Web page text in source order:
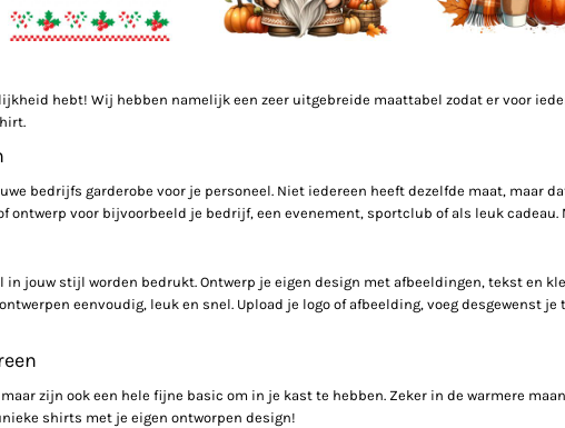
hebt! Wij hebben namelijk een zeer uitgebreide maattabel zodat er voor
bedrijfs garderobe voor je personeel. Niet iedereen heeft dezelfde maat, maar
ontwerp voor bijvoorbeeld je bedrijf, een evenement, sportclub of als leuk
jouw stijl worden bedrukt. Ontwerp je eigen design met afbeeldingen, tekst en
eenvoudig, leuk en snel. Upload je logo of afbeelding, voeg desgewenst
zijn ook een hele fijne basic om in je kast te hebben. Zeker in de warmere
shirts met je eigen ontworpen design!